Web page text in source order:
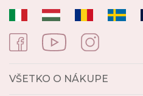
VŠETKO O NÁKUPE